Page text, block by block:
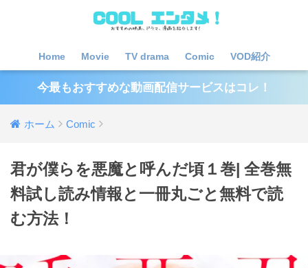
Home Movie TV drama Comic VOD紹介
今最もおすすめな動画配信サービスはコレ！
ホーム Comic
君が僕らを悪魔と呼んだ頃１巻| 全巻無
料試し読み情報と一冊丸ごと無料で読
む方法！